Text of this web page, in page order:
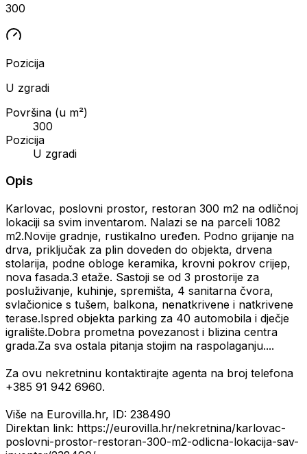
300
Pozicija
U zgradi
Površina (u m²)
300
Pozicija
U zgradi
Opis
Karlovac, poslovni prostor, restoran 300 m2 na odličnoj
lokaciji sa svim inventarom. Nalazi se na parceli 1082
m2.Novije gradnje, rustikalno uređen. Podno grijanje na
drva, priključak za plin doveden do objekta, drvena
stolarija, podne obloge keramika, krovni pokrov crijep,
nova fasada.3 etaže. Sastoji se od 3 prostorije za
posluživanje, kuhinje, spremišta, 4 sanitarna čvora,
svlačionice s tušem, balkona, nenatkrivene i natkrivene
terase.Ispred objekta parking za 40 automobila i dječje
igralište.Dobra prometna povezanost i blizina centra
grada.Za sva ostala pitanja stojim na raspolaganju....
Za ovu nekretninu kontaktirajte agenta na broj telefona
+385 91 942 6960.
Više na Eurovilla.hr, ID: 238490
Direktan link: https://eurovilla.hr/nekretnina/karlovac-
poslovni-prostor-restoran-300-m2-odlicna-lokacija-sav-